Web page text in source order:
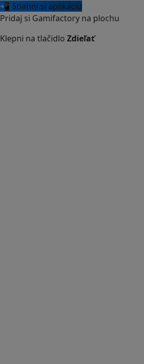
📲 Stiahni si aplikáciu
Pridaj si Gamifactory na plochu
Klepni na tlačidlo Zdieľať